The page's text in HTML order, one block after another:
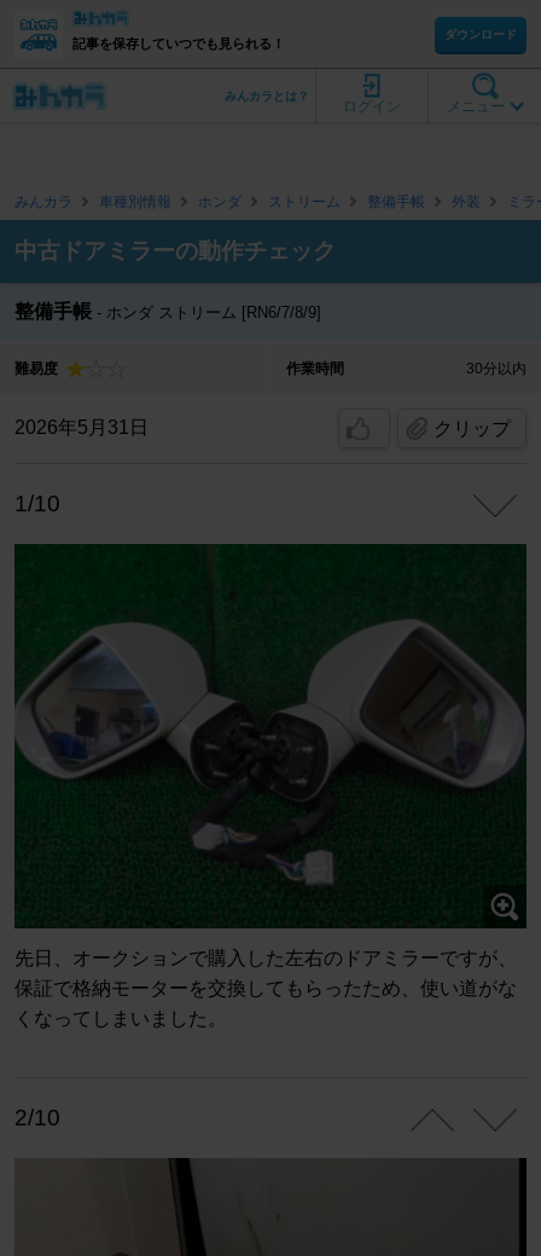
記事を保存していつでも見られる！
ダウンロード
メニュー
ログイン
みんカラとは？
みんカラ 車種別情報 ホンダ ストリーム 整備手帳 外装 ミラ
中古ドアミラーの動作チェック
整備手帳 ホンダ ストリーム [RN6/7/8/9]
難易度 作業時間 30分以内
2026年5月31日 クリップ
1/10
先日、オークションで購入した左右のドアミラーですが、
保証で格納モーターを交換してもらったため、使い道がな
くなってしまいました。
2/10